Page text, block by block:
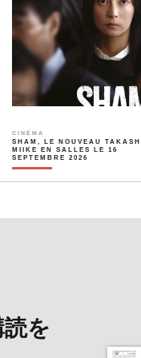
CINÉMA
SHAM, LE NOUVEAU TAKASHI
MIIKE EN SALLES LE 16
SEPTEMBRE 2026
を